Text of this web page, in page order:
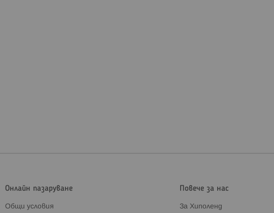
Онлайн пазаруване
Общи условия
Повече за нас
За Хиполенд